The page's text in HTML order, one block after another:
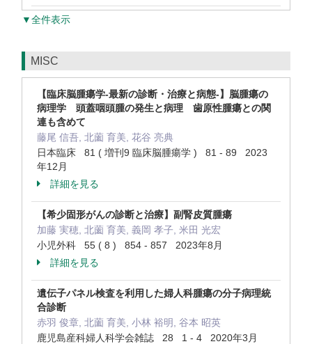
▼全件表示
MISC
【臨床脳腫瘍学-最新の診断・治療と病態-】脳腫瘍の
病理学 頭蓋咽頭腫の発生と病理 歯原性腫瘍との関
連も含めて
藤尾 信吾, 北薗 育美, 花谷 亮典
日本臨床 81 ( 増刊9 臨床脳腫瘍学 ) 81 - 89 2023
年12月
詳細を見る
【希少固形がんの診断と治療】副腎皮質腫瘍
加藤 実穂, 北薗 育美, 義岡 孝子, 米田 光宏
小児外科 55 ( 8 ) 854 - 857 2023年8月
詳細を見る
遺伝子パネル検査を利用した婦人科腫瘍の分子病理統
合診断
赤羽 俊章, 北薗 育美, 小林 裕明, 谷本 昭英
鹿児島産科婦人科学会雑誌 28 1 - 4 2020年3月